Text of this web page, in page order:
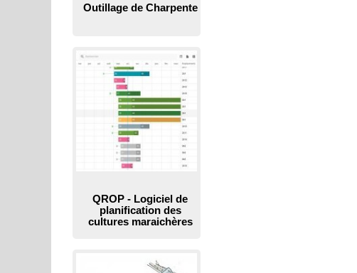
Outillage de Charpente
QROP - Logiciel de
planification des
cultures maraichères